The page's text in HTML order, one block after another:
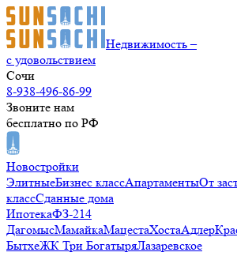
Недвижимость –
с удовольствием
Сочи
8-938-496-86-99
Звоните нам
бесплатно по РФ
Новостройки
ЭлитныеБизнес классАпартаментыОт
классСданные дома
ИпотекаФЗ-214
ДагомысМамайкаМацестаХостаАдлер
БытхеЖК Три БогатыряЛазаревское